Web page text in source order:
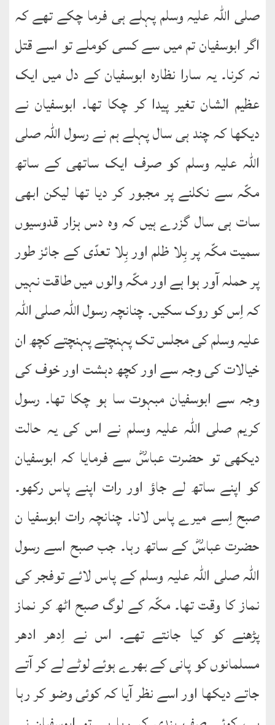
صلی اللہ علیہ وسلم پہلے ہی فرما چکے تھے کہ
اگر ابوسفیان تم میں سے کسی کوملے تو اسے قتل
نہ کرنا۔ یہ سارا نظارہ ابوسفیان کے دل میں ایک
عظیم الشان تغیر پیدا کر چکا تھا۔ ابوسفیان نے
دیکھا کہ چند ہی سال پہلے ہم نے رسول اللہ صلی
اللہ علیہ وسلم کو صرف ایک ساتھی کے ساتھ
مکّہ سے نکلنے پر مجبور کر دیا تھا لیکن ابھی
سات ہی سال گزرے ہیں کہ وہ دس ہزار قدوسیوں
سمیت مکّہ پر بِلا ظلم اور بِلا تعدّی کے جائز طور
پر حملہ آور ہوا ہے اور مکّہ والوں میں طاقت نہیں
کہ اِس کو روک سکیں۔ چنانچہ رسول اللہ صلی اللہ
علیہ وسلم کی مجلس تک پہنچتے پہنچتے کچھ ان
خیالات کی وجہ سے اور کچھ دہشت اور خوف کی
وجہ سے ابوسفیان مبہوت سا ہو چکا تھا۔ رسول
کریم صلی اللہ علیہ وسلم نے اس کی یہ حالت
دیکھی تو حضرت عباسؓ سے فرمایا کہ ابوسفیان
کو اپنے ساتھ لے جاؤ اور رات اپنے پاس رکھو۔
صبح اِسے میرے پاس لانا۔ چنانچہ رات ابوسفیا ن
حضرت عباسؓ کے ساتھ رہا۔ جب صبح اسے رسول
اللہ صلی اللہ علیہ وسلم کے پاس لائے توفجر کی
نماز کا وقت تھا۔ مکّہ کے لوگ صبح اٹھ کر نماز
پڑھنے کو کیا جانتے تھے۔ اس نے اِدھر ادھر
مسلمانوں کو پانی کے بھرے ہوئے لوٹے لے کر آتے
جاتے دیکھا اور اسے نظر آیا کہ کوئی وضو کر رہا